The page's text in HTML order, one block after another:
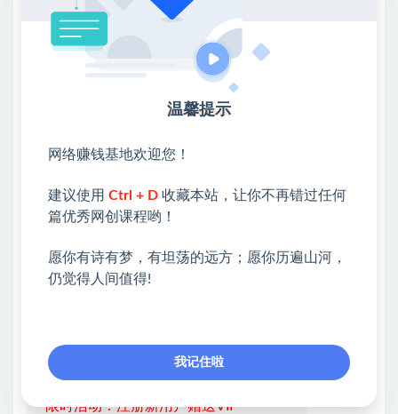
第二课：如何在商业公司里生存与发展.mp4
├第五课：如何与领导相处升职加薪
第五课：如何与领导相处升职加薪.mp4
├第六课：如何与同事相处相安无事
第六课：如何与同事相处相安无事.mp4
├第四课：如何适应与融入办公室环境
第四课：如何适应与融入办公室环境.mp4
💖课程资料【免费】领取教程💖
③：点击右上方【登录】领取
限时活动：注册新用户赠送VIP
温馨提示
网络赚钱基地欢迎您！
建议使用 Ctrl + D 收藏本站，让你不再错过任何
篇优秀网创课程哟！
愿你有诗有梦，有坦荡的远方；愿你历遍山河，
仍觉得人间值得!
我记住啦